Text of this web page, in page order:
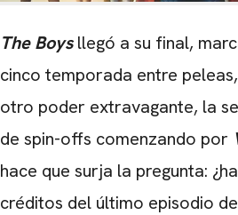
The Boysllegó a su final,
cinco temporada entre
otro poder extravagante, la
de spin-offs comenzando por
hace que surja la pregunta:
créditos del último episodio